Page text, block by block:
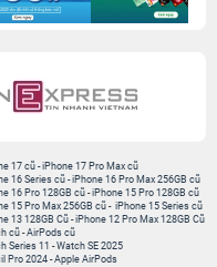
17 cũ-iPhone 17 Pro Max cũ
16 Series cũ- iPhone 16 Pro Max 256GB cũ
16 Pro 128GB cũ-iPhone 15 Pro 128GB cũ
15 Pro Max 256GB cũ- iPhone 15 Series cũ
13 128GB Cũ-iPhone 12 Pro Max 128GB Cũ
cũ-AirPods cũ
Series 11 -Watch SE 2025
Pro 2024-Apple AirPods